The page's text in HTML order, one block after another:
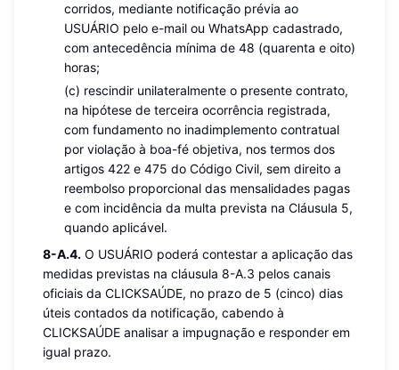
corridos, mediante notificação prévia ao
USUÁRIO pelo e-mail ou WhatsApp cadastrado,
com antecedência mínima de 48 (quarenta e oito)
horas;
(c) rescindir unilateralmente o presente contrato,
na hipótese de terceira ocorrência registrada,
com fundamento no inadimplemento contratual
por violação à boa-fé objetiva, nos termos dos
artigos 422 e 475 do Código Civil, sem direito a
reembolso proporcional das mensalidades pagas
e com incidência da multa prevista na Cláusula 5,
quando aplicável.
8-A.4. O USUÁRIO poderá contestar a aplicação das
medidas previstas na cláusula 8-A.3 pelos canais
oficiais da CLICKSAÚDE, no prazo de 5 (cinco) dias
úteis contados da notificação, cabendo à
CLICKSAÚDE analisar a impugnação e responder em
igual prazo.